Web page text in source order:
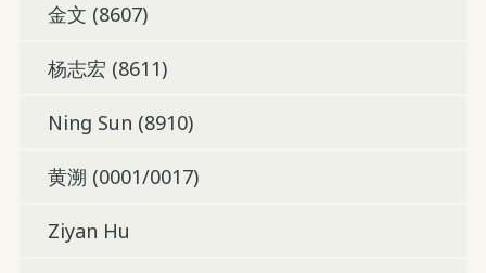
金文 (8607)
杨志宏 (8611)
Ning Sun (8910)
黄溯 (0001/0017)
Ziyan Hu